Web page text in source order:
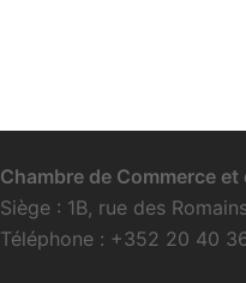
Chambre de Commerce
Siège : 1B, rue des
Téléphone : +352 20 40